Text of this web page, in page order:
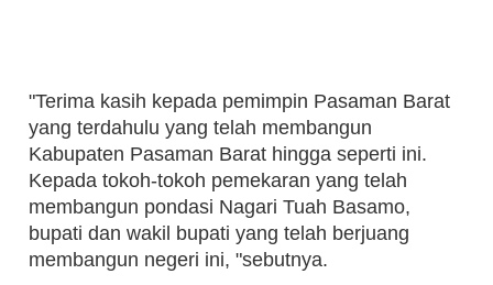
"Terima kasih kepada pemimpin Pasaman Barat
yang terdahulu yang telah membangun
Kabupaten Pasaman Barat hingga seperti ini.
Kepada tokoh-tokoh pemekaran yang telah
membangun pondasi Nagari Tuah Basamo,
bupati dan wakil bupati yang telah berjuang
membangun negeri ini, "sebutnya.